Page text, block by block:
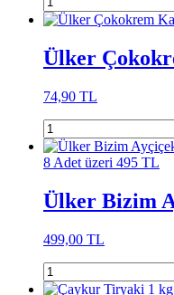
Ülker
74,90 TL
8 Adet üzeri 495 TL
Ülker Bizim
499,00 TL